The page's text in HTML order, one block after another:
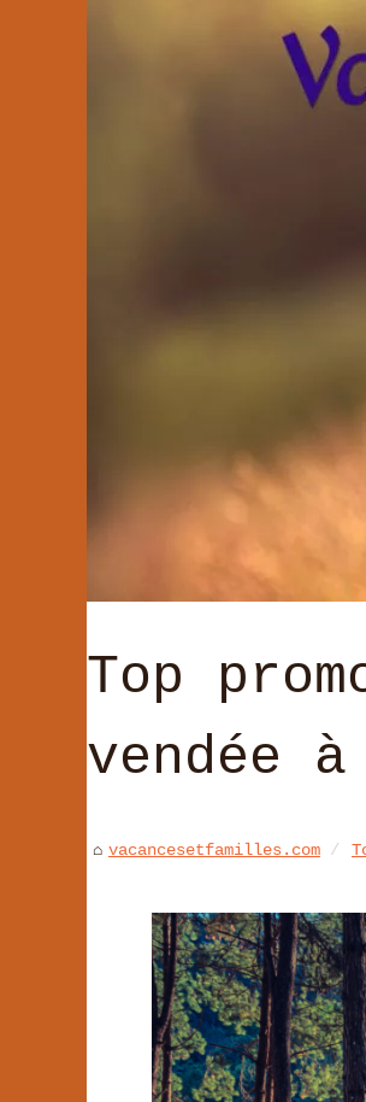
Top
vendée
vacancesetfamilles.com